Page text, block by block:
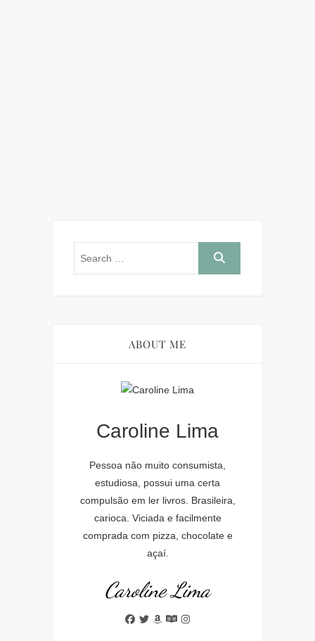
ABOUT ME
Caroline Lima
Pessoa não muito consumista,
estudiosa, possui uma certa
compulsão em ler livros. Brasileira,
carioca. Viciada e facilmente
comprada com pizza, chocolate e
açaí.
Caroline Lima